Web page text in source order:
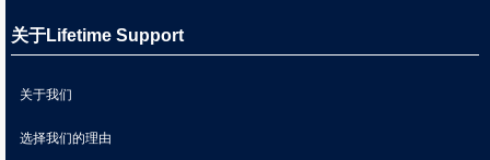
关于Lifetime Support
关于我们
选择我们的理由